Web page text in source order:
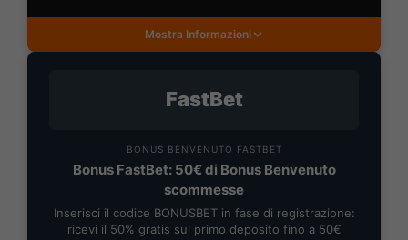
Mostra Informazioni
FastBet
BONUS BENVENUTO FASTBET
Bonus FastBet: 50€ di Bonus Benvenuto
scommesse
Inserisci il codice BONUSBET in fase di registrazione:
ricevi il 50% gratis sul primo deposito fino a 50€